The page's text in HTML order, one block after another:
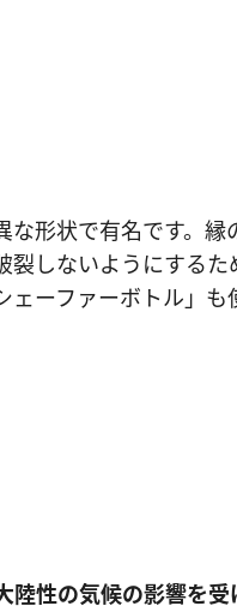
な形状で有名です。
しないようにする
ーファーボトル」
性の気候の影響を受